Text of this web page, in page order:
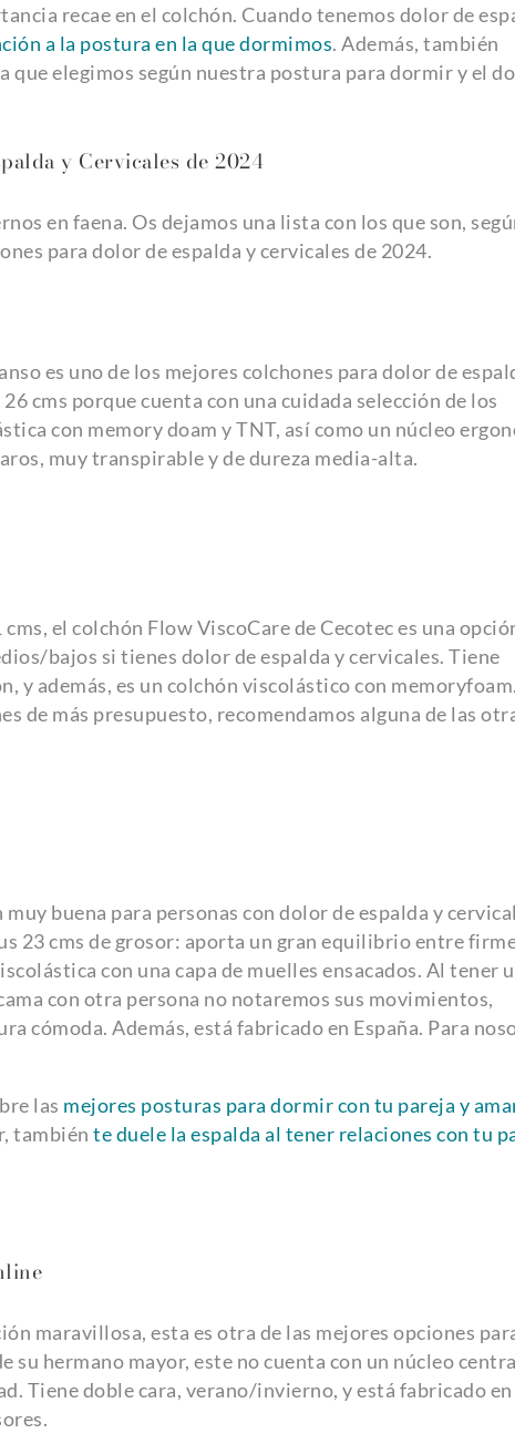
recae en el colchón. Cuando tenemos dolor de
a la postura en la que dormimos. Además, también
que elegimos según nuestra postura para dormir y el
y Cervicales de 2024
en faena. Os dejamos una lista con los que son,
para dolor de espalda y cervicales de 2024.
es uno de los mejores colchones para dolor de
cms porque cuenta con una cuidada selección de los
con memory doam y TNT, así como un núcleo
muy transpirable y de dureza media-alta.
el colchón Flow ViscoCare de Cecotec es una
bajos si tienes dolor de espalda y cervicales. Tiene
además, es un colchón viscolástico con
de más presupuesto, recomendamos alguna de las
buena para personas con dolor de espalda y
23 cms de grosor: aporta un gran equilibrio entre
con una capa de muelles ensacados. Al tener
con otra persona no notaremos sus movimientos,
cómoda. Además, está fabricado en España. Para
las mejores posturas para dormir con tu pareja y
también te duele la espalda al tener relaciones con tu
maravillosa, esta es otra de las mejores opciones
su hermano mayor, este no cuenta con un núcleo
Tiene doble cara, verano/invierno, y está fabricado en